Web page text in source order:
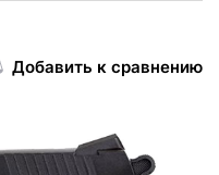
Добавить к сравнению